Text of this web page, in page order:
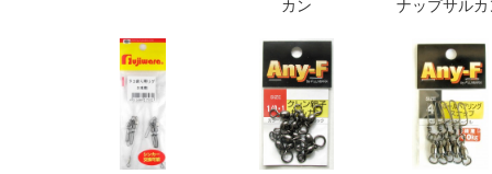
カン
ナップサルカ